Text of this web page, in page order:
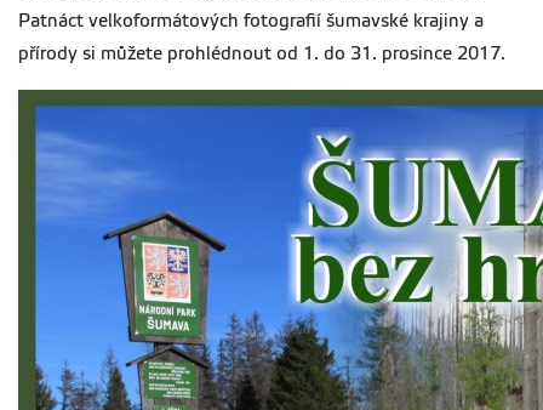
Patnáct velkoformátových fotografií šumavské krajiny a
přírody si můžete prohlédnout od 1. do 31. prosince 2017.